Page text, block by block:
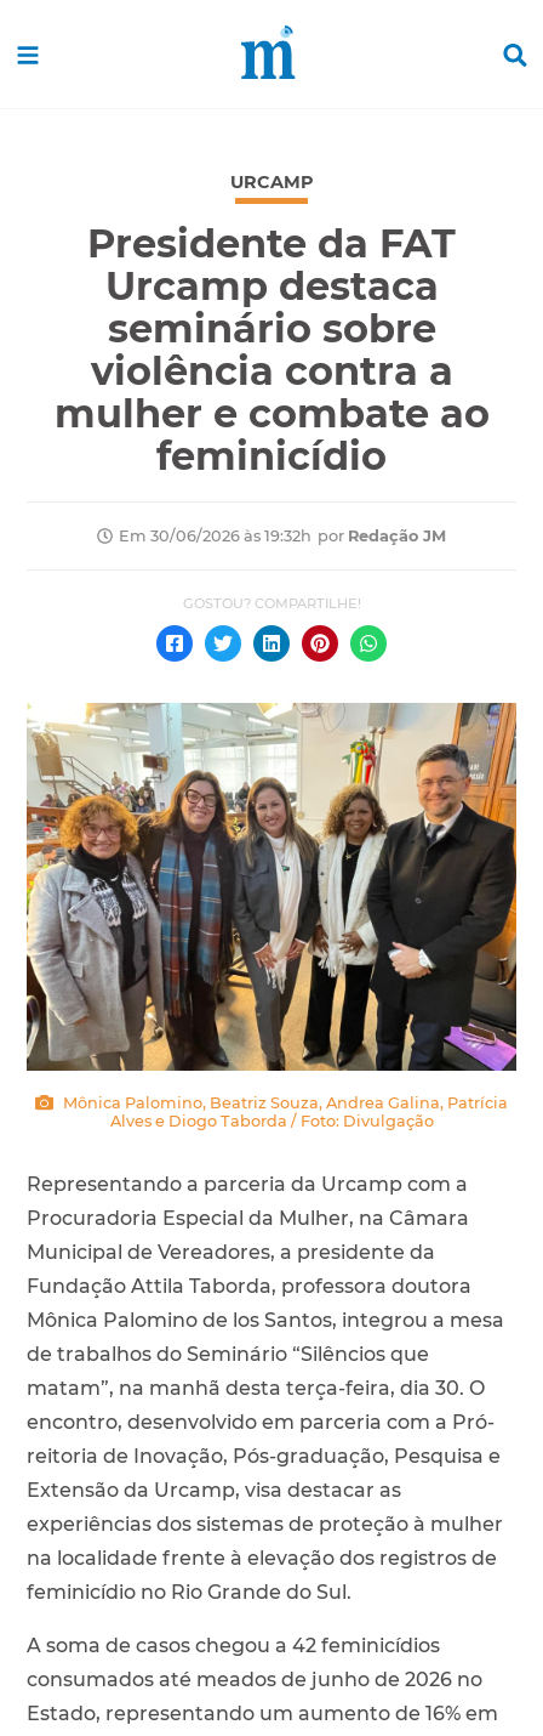
URCAMP
Presidente da FAT
Urcamp destaca
seminário sobre
violência contra a
mulher e combate ao
feminicídio
Em 30/06/2026 às 19:32h por Redação JM
Mônica Palomino, Beatriz Souza, Andrea Galina, Patrícia
Alves e Diogo Taborda / Foto: Divulgação
Representando a parceria da Urcamp com a
Procuradoria Especial da Mulher, na Câmara
Municipal de Vereadores, a presidente da
Fundação Attila Taborda, professora doutora
Mônica Palomino de los Santos, integrou a mesa
de trabalhos do Seminário “Silêncios que
matam”, na manhã desta terça-feira, dia 30. O
encontro, desenvolvido em parceria com a Pró-
reitoria de Inovação, Pós-graduação, Pesquisa e
Extensão da Urcamp, visa destacar as
experiências dos sistemas de proteção à mulher
na localidade frente à elevação dos registros de
feminicídio no Rio Grande do Sul.
A soma de casos chegou a 42 feminicídios
consumados até meados de junho de 2026 no
Estado, representando um aumento de 16% em